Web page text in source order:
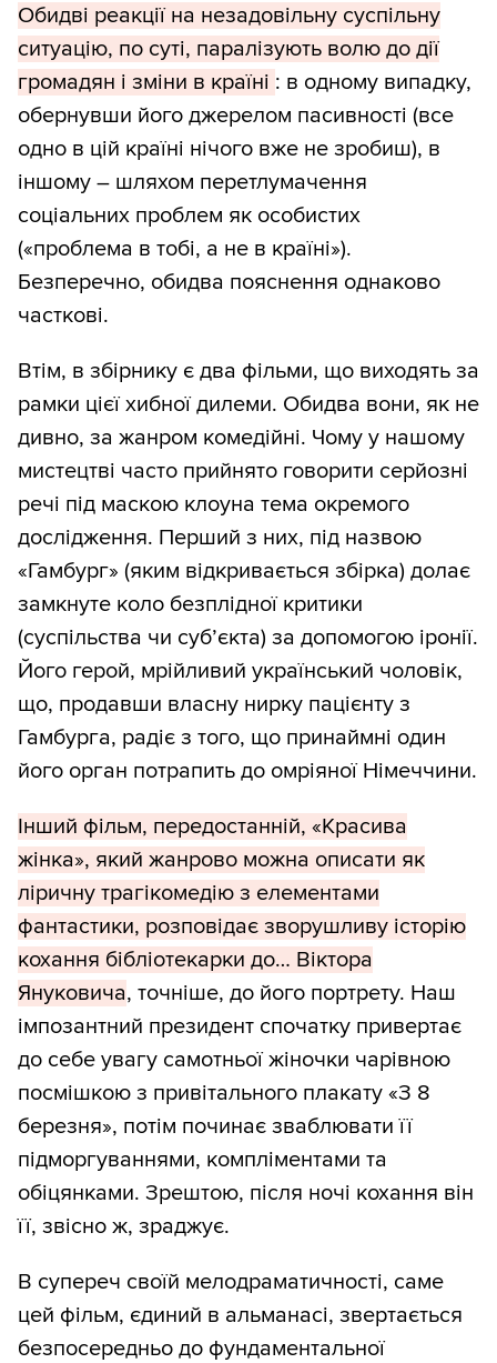
Обидві реакції на незадовільну суспільну
ситуацію, по суті, паралізують волю до дії
громадян і зміни в країні : в одному випадку,
обернувши його джерелом пасивності (все
одно в цій країні нічого вже не зробиш), в
іншому – шляхом перетлумачення
соціальних проблем як особистих
(«проблема в тобі, а не в країні»).
Безперечно, обидва пояснення однаково
часткові.
Втім, в збірнику є два фільми, що виходять за
рамки цієї хибної дилеми. Обидва вони, як не
дивно, за жанром комедійні. Чому у нашому
мистецтві часто прийнято говорити серйозні
речі під маскою клоуна тема окремого
дослідження. Перший з них, під назвою
«Гамбург» (яким відкривається збірка) долає
замкнуте коло безплідної критики
(суспільства чи суб’єкта) за допомогою іронії.
Його герой, мрійливий український чоловік,
що, продавши власну нирку пацієнту з
Гамбурга, радіє з того, що принаймні один
його орган потрапить до омріяної Німеччини.
Інший фільм, передостанній, «Красива
жінка», який жанрово можна описати як
ліричну трагікомедію з елементами
фантастики, розповідає зворушливу історію
кохання бібліотекарки до… Віктора
Януковича, точніше, до його портрету. Наш
імпозантний президент спочатку привертає
до себе увагу самотньої жіночки чарівною
посмішкою з привітального плакату «З 8
березня», потім починає зваблювати її
підморгуваннями, компліментами та
обіцянками. Зрештою, після ночі кохання він
її, звісно ж, зраджує.
В супереч своїй мелодраматичності, саме
цей фільм, єдиний в альманасі, звертається
безпосередньо до фундаментальної